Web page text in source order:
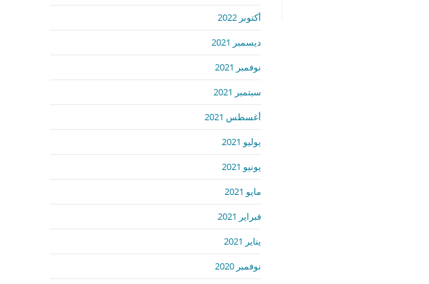
أكتوبر 2022
ديسمبر 2021
نوفمبر 2021
سبتمبر 2021
أغسطس 2021
يوليو 2021
يونيو 2021
مايو 2021
فبراير 2021
يناير 2021
نوفمبر 2020